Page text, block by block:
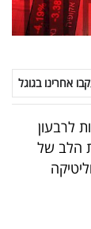
אחרינו בגוגל
לרבעון
הלב של